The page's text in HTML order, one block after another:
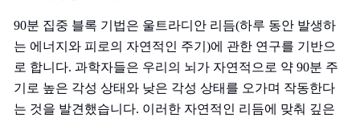
90분 집중 블록 기법은 울트라디안 리듬(하루 동안 발생하
는 에너지와 피로의 자연적인 주기)에 관한 연구를 기반으
로 합니다. 과학자들은 우리의 뇌가 자연적으로 약 90분 주
기로 높은 각성 상태와 낮은 각성 상태를 오가며 작동한다
는 것을 발견했습니다. 이러한 자연적인 리듬에 맞춰 깊은